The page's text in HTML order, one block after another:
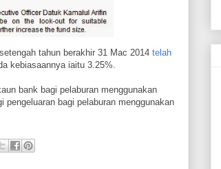
tahun berakhir 31 Mac 2014 telah
kebiasaannya iaitu 3.25%.
bank bagi pelaburan menggunakan
bagi pelaburan menggunakan